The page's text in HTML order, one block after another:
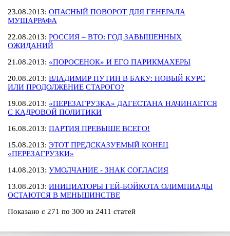
23.08.2013: ОПАСНЫЙ ПОВОРОТ ДЛЯ ГЕНЕРАЛА
МУШАРРАФА
22.08.2013: РОССИЯ – ВТО: ГОД ЗАВЫШЕННЫХ
ОЖИДАНИЙ
21.08.2013: «ПОРОСЕНОК» И ЕГО ПАРИКМАХЕРЫ
20.08.2013: ВЛАДИМИР ПУТИН В БАКУ: НОВЫЙ КУРС
ИЛИ ПРОДОЛЖЕНИЕ СТАРОГО?
19.08.2013: «ПЕРЕЗАГРУЗКА» ДАГЕСТАНА НАЧИНАЕТСЯ
С КАДРОВОЙ ПОЛИТИКИ
16.08.2013: ПАРТИЯ ПРЕВЫШЕ ВСЕГО!
15.08.2013: ЭТОТ ПРЕДСКАЗУЕМЫЙ КОНЕЦ
«ПЕРЕЗАГРУЗКИ»
14.08.2013: УМОЛЧАНИЕ - ЗНАК СОГЛАСИЯ
13.08.2013: ИНИЦИАТОРЫ ГЕЙ-БОЙКОТА ОЛИМПИАДЫ
ОСТАЮТСЯ В МЕНЬШИНСТВЕ
Показано с 271 по 300 из 2411 статей